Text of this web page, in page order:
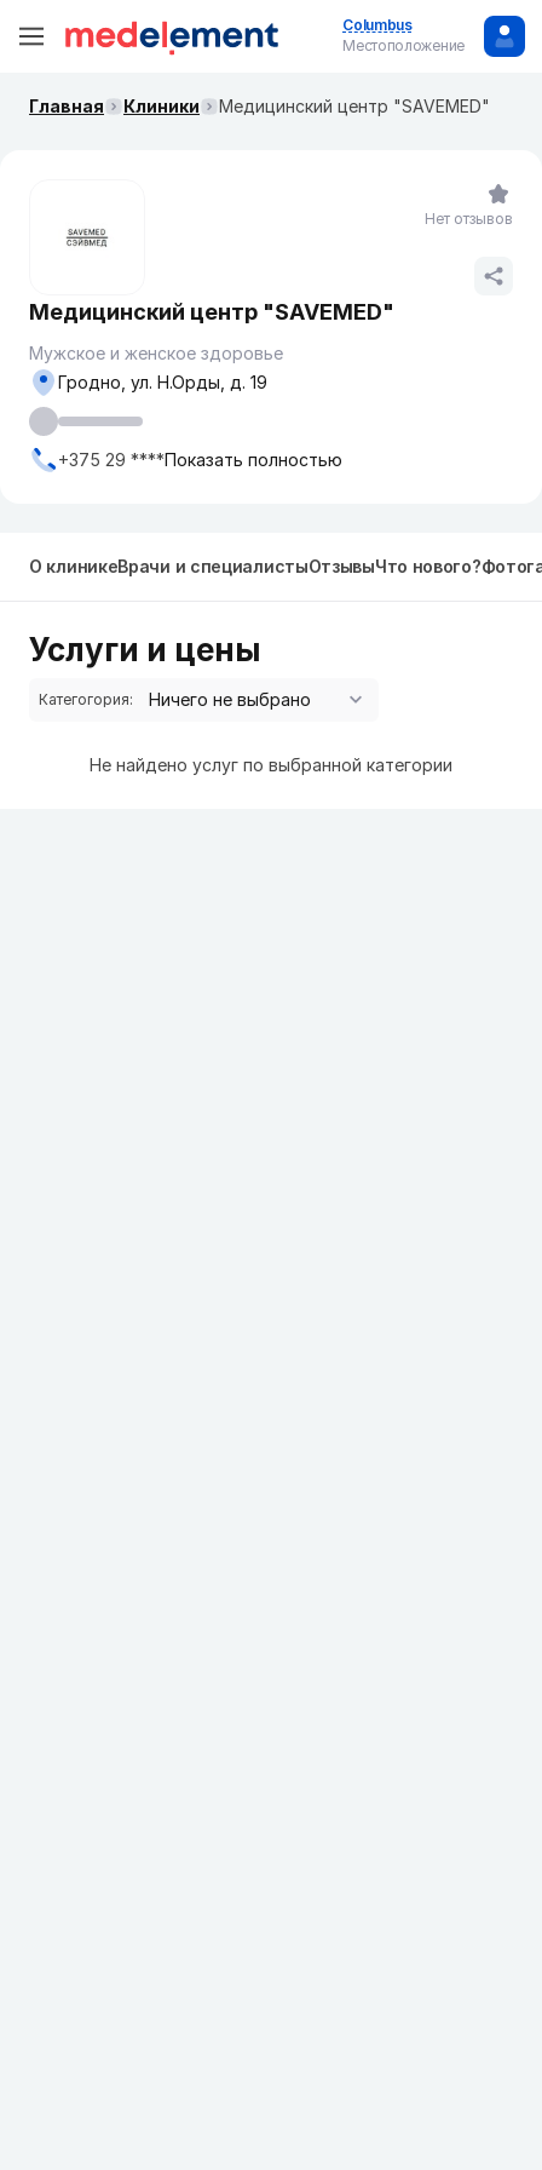
Columbus
Местоположение
Главная Клиники Медицинский центр "SAVEMED"
Медицинский центр "SAVEMED"
Мужское и женское здоровье
Гродно, ул. Н.Орды, д. 19
+375 29 ****Показать полностью
Нет отзывов
О клиникеВрачи и специалистыОтзывыЧто нового?
Услуги и цены
Категогория:
Не найдено услуг по выбранной категории